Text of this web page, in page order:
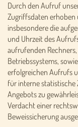
Durch den Aufruf
Zugriffsdaten erhoben
insbesondere die
und Uhrzeit des
aufrufenden
Betriebssystems,
erfolgreichen Aufrufs
für interne statistische
Angebots zu
Verdacht einer
Beweissicherung